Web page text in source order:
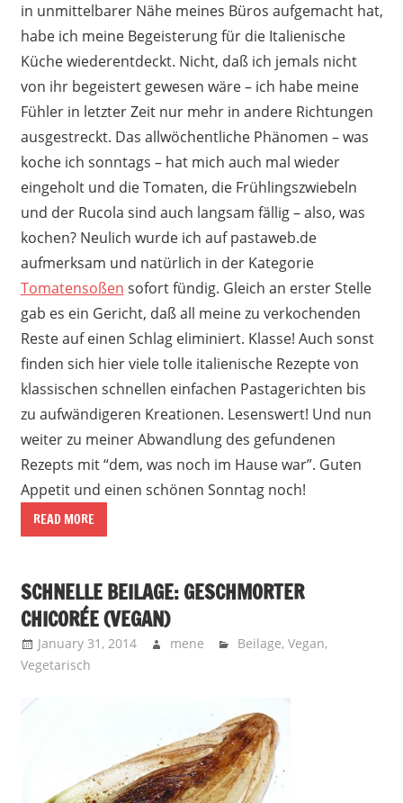
in unmittelbarer Nähe meines Büros aufgemacht hat,
habe ich meine Begeisterung für die Italienische
Küche wiederentdeckt. Nicht, daß ich jemals nicht
von ihr begeistert gewesen wäre – ich habe meine
Fühler in letzter Zeit nur mehr in andere Richtungen
ausgestreckt. Das allwöchentliche Phänomen – was
koche ich sonntags – hat mich auch mal wieder
eingeholt und die Tomaten, die Frühlingszwiebeln
und der Rucola sind auch langsam fällig – also, was
kochen? Neulich wurde ich auf pastaweb.de
aufmerksam und natürlich in der Kategorie
Tomatensoßen sofort fündig. Gleich an erster Stelle
gab es ein Gericht, daß all meine zu verkochenden
Reste auf einen Schlag eliminiert. Klasse! Auch sonst
finden sich hier viele tolle italienische Rezepte von
klassischen schnellen einfachen Pastagerichten bis
zu aufwändigeren Kreationen. Lesenswert! Und nun
weiter zu meiner Abwandlung des gefundenen
Rezepts mit “dem, was noch im Hause war”. Guten
Appetit und einen schönen Sonntag noch!
READ MORE
SCHNELLE BEILAGE: GESCHMORTER
CHICORÉE (VEGAN)
January 31, 2014 mene Beilage,Vegan,
Vegetarisch